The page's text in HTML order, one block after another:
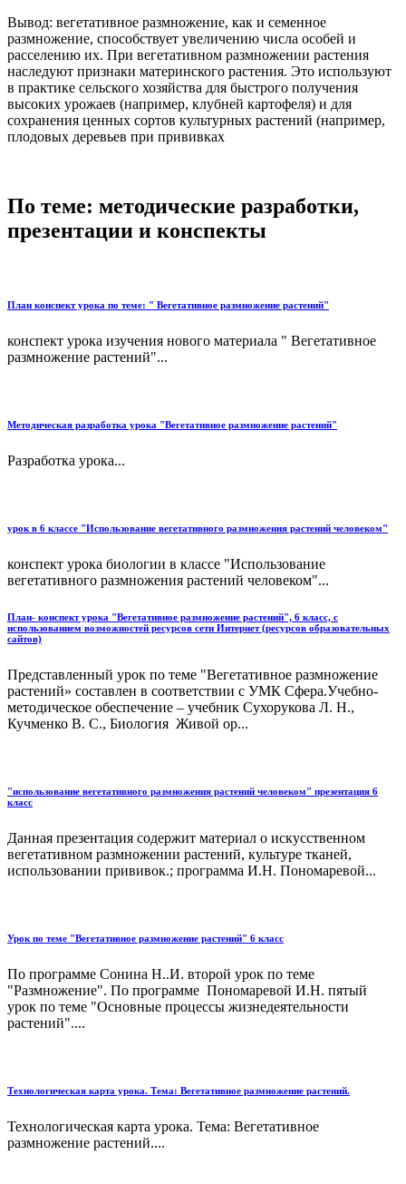
Вывод: вегетативное размножение, как и семенное
размножение, способствует увеличению числа особей и
расселению их. При вегетативном размножении растения
наследуют признаки материнского растения. Это используют
в практике сельского хозяйства для быстрого получения
высоких урожаев (например, клубней картофеля) и для
сохранения ценных сортов культурных растений (например,
плодовых деревьев при прививках
По теме: методические разработки,
презентации и конспекты
План конспект урока по теме: " Вегетативное размножение растений"
конспект урока изучения нового материала " Вегетативное
размножение растений"...
Методическая разработка урока "Вегетативное размножение растений"
Разработка урока...
урок в 6 классе "Использование вегетативного размножения растений человеком"
конспект урока биологии в классе "Использование
вегетативного размножения растений человеком"...
План- конспект урока "Вегетативное размножение растений", 6 класс, с
использованием возможностей ресурсов сети Интернет (ресурсов образовательных
сайтов)
Представленный урок по теме "Вегетативное размножение
растений» составлен в соответствии с УМК Сфера.Учебно-
методическое обеспечение – учебник Сухорукова Л. Н.,
Кучменко В. С., Биология Живой ор...
"использование вегетативного размножения растений человеком" презентация 6
класс
Данная презентация содержит материал о искусственном
вегетативном размножении растений, культуре тканей,
использовании прививок.; программа И.Н. Пономаревой...
Урок по теме "Вегетативное размножение растений" 6 класс
По программе Сонина Н..И. второй урок по теме
"Размножение". По программе Пономаревой И.Н. пятый
урок по теме "Основные процессы жизнедеятельности
растений"....
Технологическая карта урока. Тема: Вегетативное размножение растений.
Технологическая карта урока. Тема: Вегетативное
размножение растений....